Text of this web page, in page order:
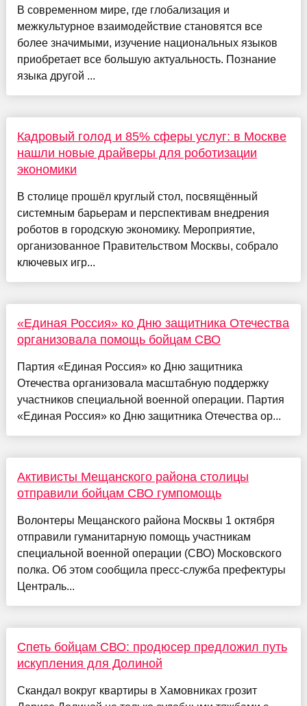
В современном мире, где глобализация и
межкультурное взаимодействие становятся все
более значимыми, изучение национальных языков
приобретает все большую актуальность. Познание
языка другой ...
Кадровый голод и 85% сферы услуг: в Москве
нашли новые драйверы для роботизации
экономики
В столице прошёл круглый стол, посвящённый
системным барьерам и перспективам внедрения
роботов в городскую экономику. Мероприятие,
организованное Правительством Москвы, собрало
ключевых игр...
«Единая Россия» ко Дню защитника Отечества
организовала помощь бойцам СВО
Партия «Единая Россия» ко Дню защитника
Отечества организовала масштабную поддержку
участников специальной военной операции. Партия
«Единая Россия» ко Дню защитника Отечества ор...
Активисты Мещанского района столицы
отправили бойцам СВО гумпомощь
Волонтеры Мещанского района Москвы 1 октября
отправили гуманитарную помощь участникам
специальной военной операции (СВО) Московского
полка. Об этом сообщила пресс-служба префектуры
Централь...
Спеть бойцам СВО: продюсер предложил путь
искупления для Долиной
Скандал вокруг квартиры в Хамовниках грозит